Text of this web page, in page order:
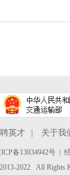
英才 关于我
备13034942号 |
2022 All Rights